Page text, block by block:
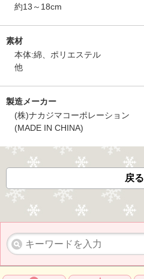
約13～18cm
素材
本体:綿、ポリエステル
他
製造メーカー
(株)ナカジマコーポレーション
(MADE IN CHINA)
戻る